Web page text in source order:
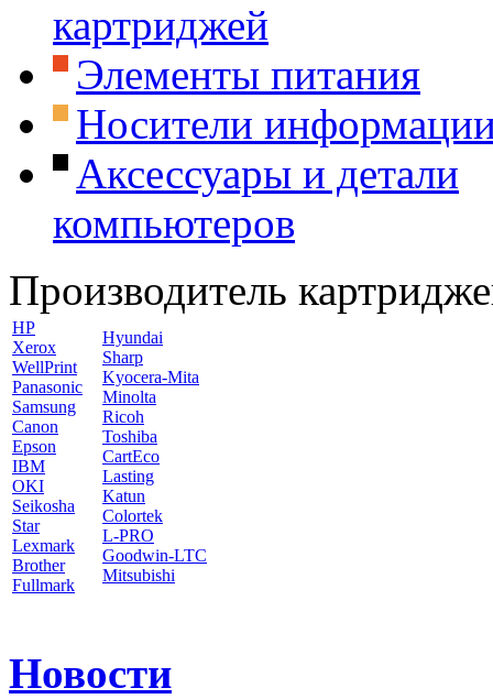
картриджей
Элементы питания
Носители
Аксессуары и детали
компьютеров
Производитель
HP
Xerox
WellPrint
Panasonic
Samsung
Canon
Epson
IBM
OKI
Seikosha
Star
Lexmark
Brother
Fullmark
Hyundai
Sharp
Kyocera-Mita
Minolta
Ricoh
Toshiba
CartEco
Lasting
Katun
Colortek
L-PRO
Goodwin-LTC
Mitsubishi
Новости